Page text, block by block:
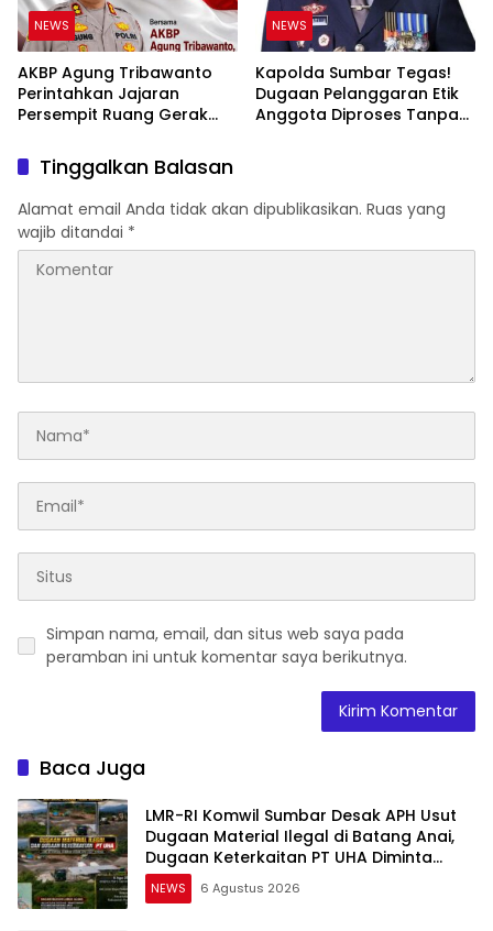
NEWS
AKBP Agung Tribawanto
Perintahkan Jajaran
Persempit Ruang Gerak
Pasaman Barat
NEWS
Kapolda Sumbar Tegas!
Dugaan Pelanggaran Etik
Anggota Diproses Tanpa
Tinggalkan Balasan
Alamat email Anda tidak akan dipublikasikan. Ruas yang
wajib ditandai *
Simpan nama, email, dan situs web saya pada
peramban ini untuk komentar saya berikutnya.
Baca Juga
LMR-RI Komwil Sumbar Desak APH Usut
Dugaan Material Ilegal di Batang Anai,
Dugaan Keterkaitan PT UHA Diminta
Diselidiki Tuntas
NEWS 6 Agustus 2026